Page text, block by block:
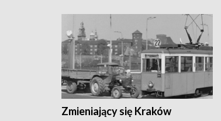
Zmieniający się Kraków